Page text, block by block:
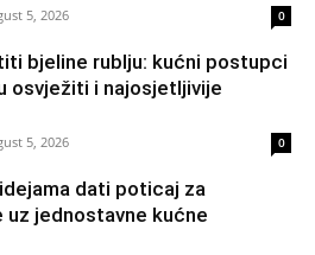
5, 2026 0
bjeline rublju: kućni postupci
osvježiti i najosjetljivije
5, 2026 0
dati poticaj za
uz jednostavne kućne